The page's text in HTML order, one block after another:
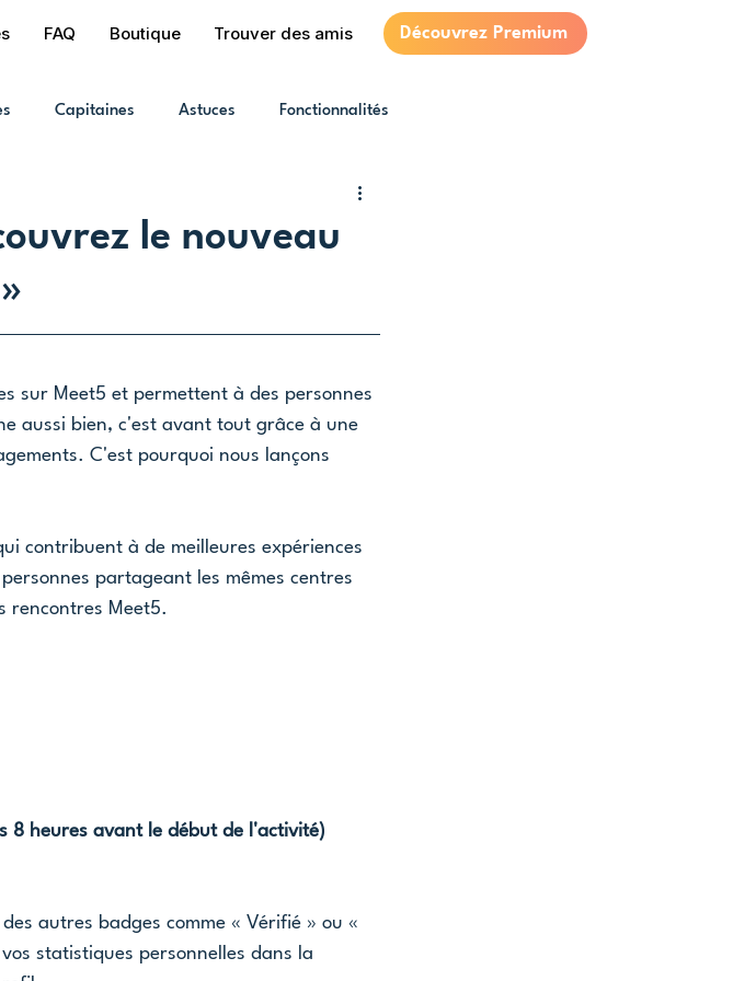
FAQ Boutique Trouver des amis Découvrez Premium
Capitaines Astuces Fonctionnalités
le nouveau
sur Meet5 et permettent à des personnes
aussi bien, c'est avant tout grâce à une
C'est pourquoi nous lançons
contribuent à de meilleures expériences
partageant les mêmes centres
rencontres Meet5.
8 heures avant le début de l'activité)
autres badges comme « Vérifié » ou «
statistiques personnelles dans la